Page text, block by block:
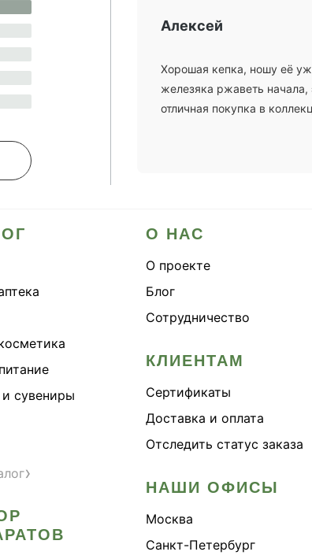
Алексей
Хорошая кепка, ношу её
железяка ржаветь начала,
отличная покупка в
сувениры
›
О НАС
О проекте
Блог
Сотрудничество
КЛИЕНТАМ
Сертификаты
Доставка и оплата
Отследить статус заказа
НАШИ ОФИСЫ
Москва
Санкт-Петербург